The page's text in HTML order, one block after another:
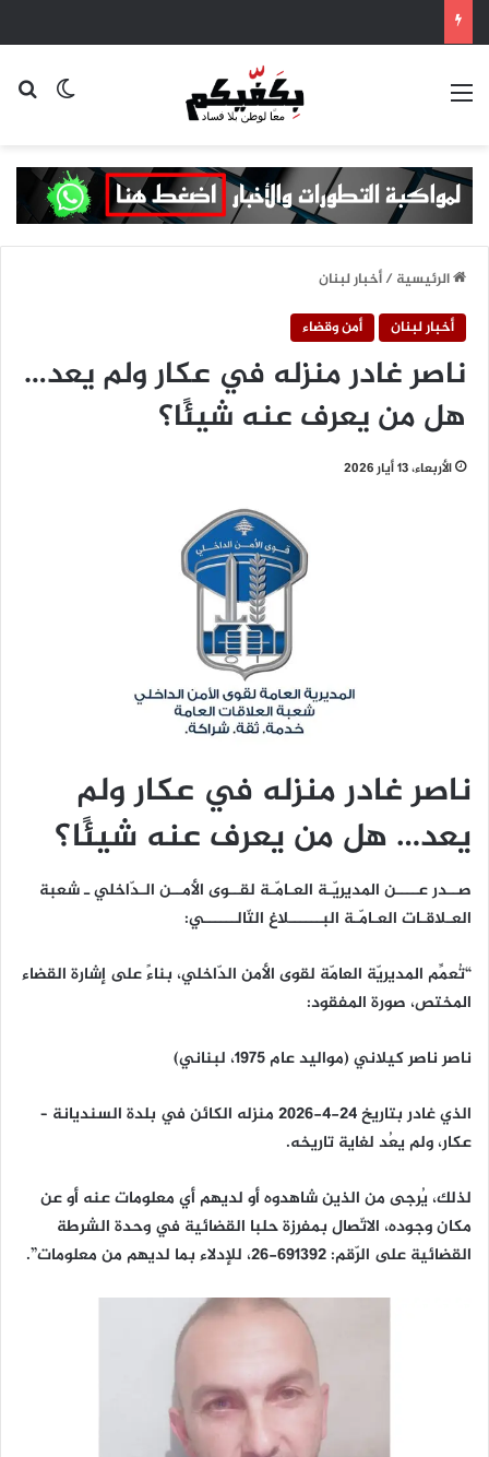
القائمة
الرئيسية/أخبار لبنان
أخبار لبنان
أمن وقضاء
ناصر غادر منزله في عكار ولم يعد…
هل من يعرف عنه شيئًا؟
الأربعاء، 13 أيار 2026
ناصر غادر منزله في عكار ولم
يعد… هل من يعرف عنه شيئًا؟
صــدر عــــن المديريّـة العـامّـة لقــوى الأمــن الـدّاخلي ـ شعبة
العـلاقـات العـامّـة البــــــلاغ التّالــــــي:
“تُعمِّم المديريّة العامّة لقوى الأمن الدّاخلي، بناءً على إشارة القضاء
المختص، صورة المفقود:
ناصر ناصر كيلاني (مواليد عام 1975، لبناني)
الذي غادر بتاريخ 24-4-2026 منزله الكائن في بلدة السنديانة –
عكار، ولم يعُد لغاية تاريخه.
لذلك، يُرجى من الذين شاهدوه أو لديهم أي معلومات عنه أو عن
مكان وجوده، الاتّصال بمفرزة حلبا القضائية في وحدة الشرطة
القضائية على الرّقم: 691392-26، للإدلاء بما لديهم من معلومات”.